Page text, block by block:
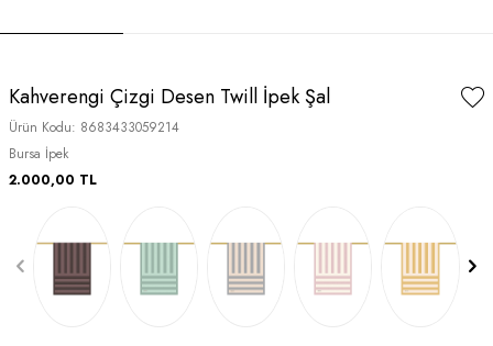
Kahverengi Çizgi Desen Twill İpek Şal
Ürün Kodu: 8683433059214
Bursa İpek
2.000,00 TL